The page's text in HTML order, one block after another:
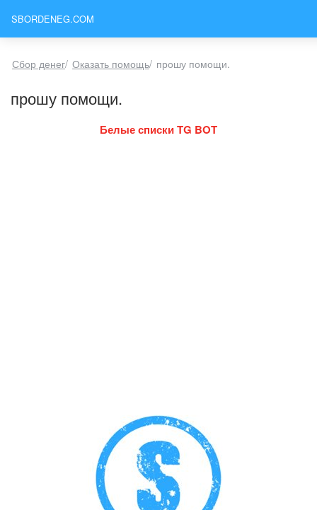
SBORDENEG.COM
Сбор денег/ Оказать помощь/ прошу помощи.
прошу помощи.
Белые списки TG BOT